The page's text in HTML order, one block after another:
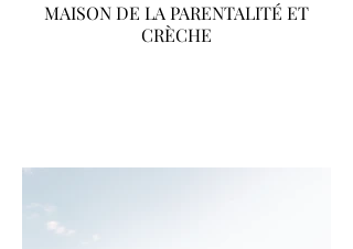
MAISON DE LA PARENTALITÉ ET
CRÈCHE